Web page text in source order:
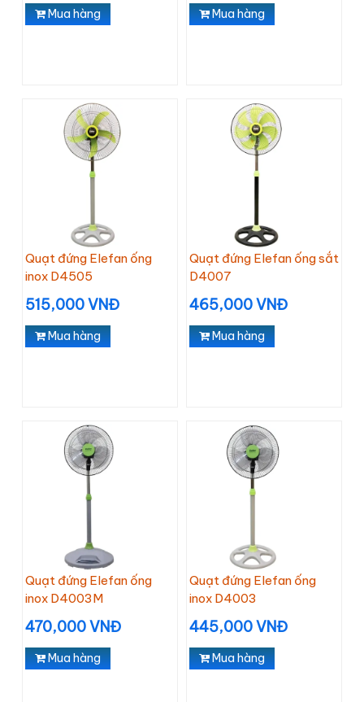
Mua hàng Mua hàng
Quạt đứng Elefan ống
inox D4505
515,000 VNĐ
Mua hàng
Quạt đứng Elefan ống sắt
D4007
465,000 VNĐ
Mua hàng
Quạt đứng Elefan ống
inox D4003M
470,000 VNĐ
Mua hàng
Quạt đứng Elefan ống
inox D4003
445,000 VNĐ
Mua hàng